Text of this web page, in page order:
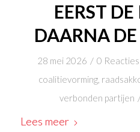
EERST
DAARNA DE
28 mei 2026 / 0 Reacties
coalitievorming,
verbonden partijen
Lees meer